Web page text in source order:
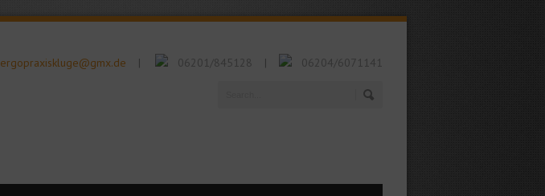
ergopraxiskluge@gmx.de | 06201/845128 | 06204/6071141